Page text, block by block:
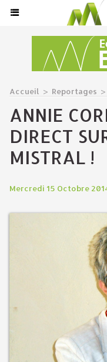
Accueil > Reportages >
ANNIE
DIRECT
MISTRAL !
Mercredi 15 Octobre